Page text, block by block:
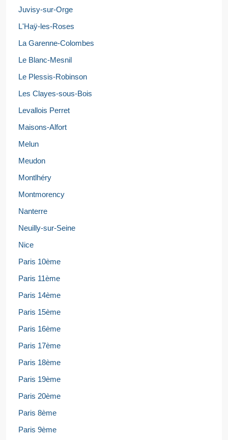
Juvisy-sur-Orge
L'Haÿ-les-Roses
La Garenne-Colombes
Le Blanc-Mesnil
Le Plessis-Robinson
Les Clayes-sous-Bois
Levallois Perret
Maisons-Alfort
Melun
Meudon
Montlhéry
Montmorency
Nanterre
Neuilly-sur-Seine
Nice
Paris 10ème
Paris 11ème
Paris 14ème
Paris 15ème
Paris 16ème
Paris 17ème
Paris 18ème
Paris 19ème
Paris 20ème
Paris 8ème
Paris 9ème